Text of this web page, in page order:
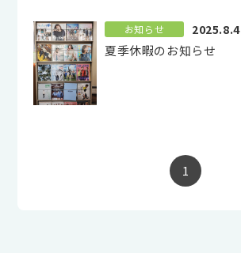
お知らせ 2025.8.4
夏季休暇のお知らせ
1